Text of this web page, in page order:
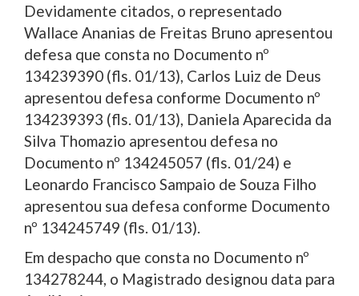
Devidamente citados, o representado
Wallace Ananias de Freitas Bruno apresentou
defesa que consta no Documento nº
134239390 (fls. 01/13), Carlos Luiz de Deus
apresentou defesa conforme Documento nº
134239393 (fls. 01/13), Daniela Aparecida da
Silva Thomazio apresentou defesa no
Documento nº 134245057 (fls. 01/24) e
Leonardo Francisco Sampaio de Souza Filho
apresentou sua defesa conforme Documento
nº 134245749 (fls. 01/13).
Em despacho que consta no Documento nº
134278244, o Magistrado designou data para